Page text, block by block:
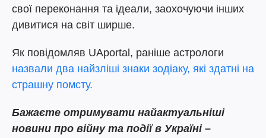
свої переконання та ідеали, заохочуючи інших
дивитися на світ ширше.
Як повідомляв UAportal, раніше астрологи
назвали два найзліші знаки зодіаку, які здатні на
страшну помсту.
Бажаєте отримувати найактуальніші
новини про війну та події в Україні –